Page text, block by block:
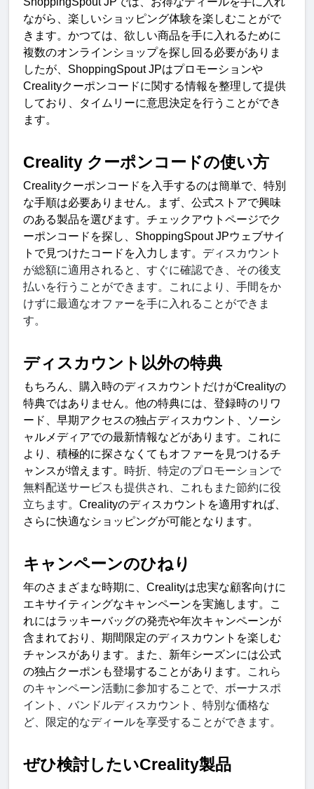
ながら、楽しいショッピング体験を楽しむことがで
きます。かつては、欲しい商品を手に入れるために
複数のオンラインショップを探し回る必要がありま
したが、 ShoppingSpout JPはプロモーションや
Crealityクーポンコードに関する情報を整理して提供
しており、タイムリーに意思決定を行うことができ
ます。
Creality クーポンコードの使い方
Crealityクーポンコードを入手するのは簡単で、特別
な手順は必要ありません。まず、公式ストアで興味
のある製品を選びます。チェックアウトページでク
ーポンコードを探し、 ShoppingSpout JPウェブサイ
トで見つけたコードを入力します。 ディスカウント
が総額に適用されると、すぐに確認でき、その後支
払いを行うことができます。これにより、手間をか
けずに最適なオファーを手に入れることができま
す。
ディスカウント以外の特典
もちろん、購入時のディスカウントだけがCrealityの
特典ではありません。他の特典には、登録時のリワ
ード、早期アクセスの独占ディスカウント、ソーシ
ャルメディアでの最新情報などがあります。これに
より、積極的に探さなくてもオファーを見つけるチ
ャンスが増えます。 時折、特定のプロモーションで
無料配送サービスも提供され、これもまた節約に役
立ちます。 Crealityのディスカウントを適用すれば、
さらに快適なショッピングが可能となります。
キャンペーンのひねり
年のさまざまな時期に、 Crealityは忠実な顧客向けに
エキサイティングなキャンペーンを実施します。こ
れにはラッキーバッグの発売や年次キャンペーンが
含まれており、期間限定のディスカウントを楽しむ
チャンスがあります。また、新年シーズンには公式
の独占クーポンも登場することがあります。
これら
のキャンペーン活動に参加することで、ボーナスポ
イント、バンドルディスカウント、特別な価格な
ど、限定的なディールを享受することができます。
ぜひ検討したいCreality製品